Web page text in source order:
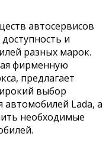
автосервисов
и
разных марок.
фирменную
предлагает
выбор
Lada, а
необходимые